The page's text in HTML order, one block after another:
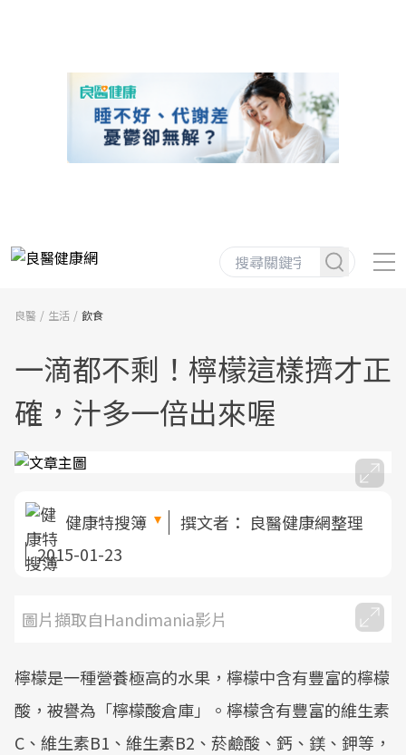
良醫 生活 飲食
一滴都不剩！檸檬這樣擠才正
確，汁多一倍出來喔
健康特搜簿 撰文者： 良醫健康網整理
2015-01-23
圖片擷取自Handimania影片
檸檬是一種營養極高的水果，檸檬中含有豐富的檸檬
酸，被譽為「檸檬酸倉庫」。檸檬含有豐富的維生素
C、維生素B1、維生素B2、菸鹼酸、鈣、鎂、鉀等，